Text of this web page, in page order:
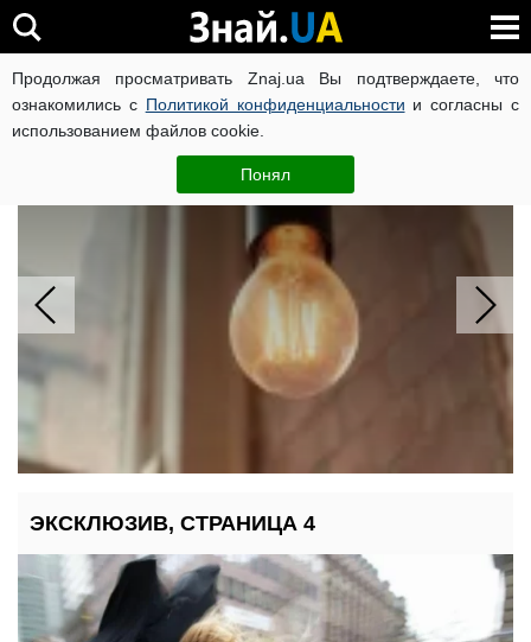
Продолжая просматривать Znaj.ua Вы подтверждаете, что
ознакомились с Политикой конфиденциальности и согласны с
использованием файлов cookie.
Понял
ВОЙНА РОССИИ ПРОТИВ УКРАИНЫ КОРОНАВИРУС В
Отключение света в воскресенье:
Укрэнерго объяснило планы
ЭКСКЛЮЗИВ, СТРАНИЦА 4